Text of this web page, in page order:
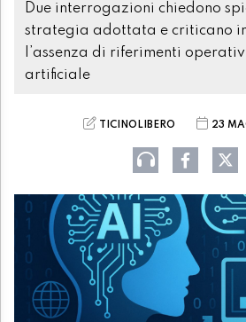
Due interrogazioni chiedono
strategia adottata e criticano
l’assenza di riferimenti
artificiale
TICINOLIBERO 23